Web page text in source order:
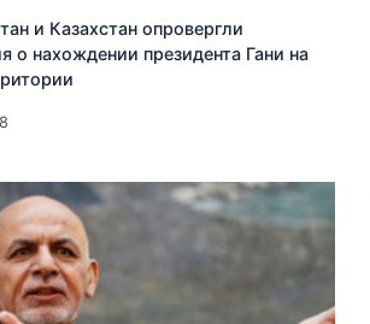
и Казахстан опровергли
о нахождении президента Гани на